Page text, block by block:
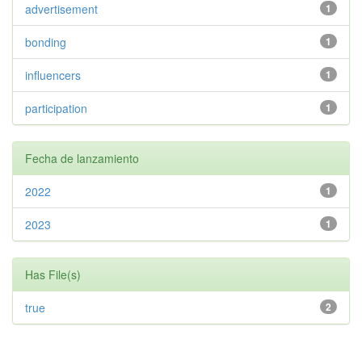
1
advertisement
1
bonding
1
influencers
1
participation
Fecha de lanzamiento
1
2022
1
2023
Has File(s)
2
true